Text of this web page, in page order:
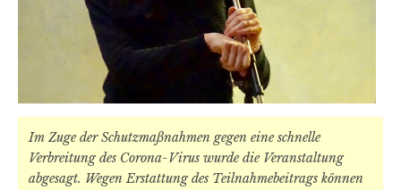
Im Zuge der Schutzmaßnahmen gegen eine schnelle
Verbreitung des Corona-Virus wurde die Veranstaltung
abgesagt. Wegen Erstattung des Teilnahmebeitrags können